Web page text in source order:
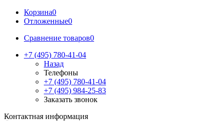
Корзина0
Отложенные0
Сравнение товаров0
+7 (495) 780-41-04
Назад
Телефоны
+7 (495) 780-41-04
+7 (495) 984-25-83
Заказать звонок
Контактная информация